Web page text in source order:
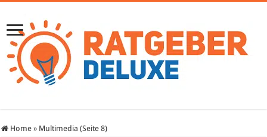
Home » Multimedia (Seite 8)